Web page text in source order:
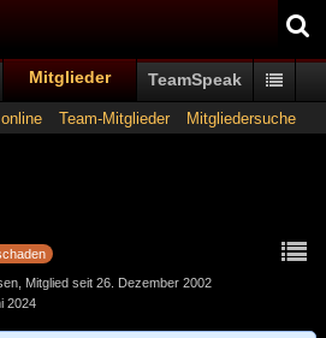
Mitglieder TeamSpeak
Team-Mitglieder Mitgliedersuche
Mitglied seit 26. Dezember 2002
2024